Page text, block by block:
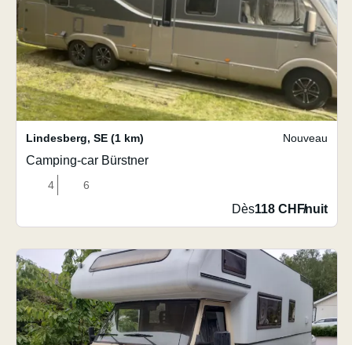
Lindesberg, SE (1 km) Nouveau
Camping-car Bürstner
4 6
Dès118 CHF/nuit